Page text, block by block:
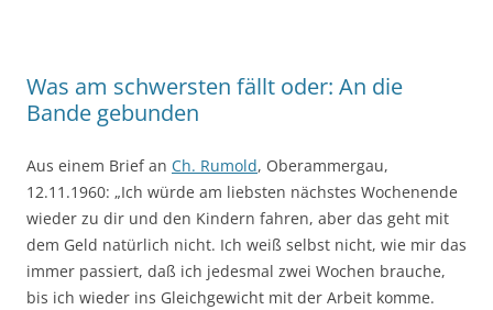
Was am schwersten fällt oder: An die
Bande gebunden
Aus einem Brief an Ch. Rumold, Oberammergau,
12.11.1960: „Ich würde am liebsten nächstes Wochenende
wieder zu dir und den Kindern fahren, aber das geht mit
dem Geld natürlich nicht. Ich weiß selbst nicht, wie mir das
immer passiert, daß ich jedesmal zwei Wochen brauche,
bis ich wieder ins Gleichgewicht mit der Arbeit komme.